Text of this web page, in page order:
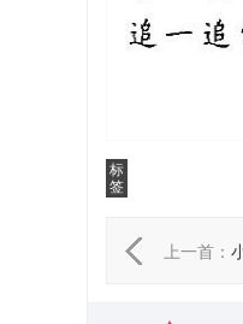
标
签
上一首：